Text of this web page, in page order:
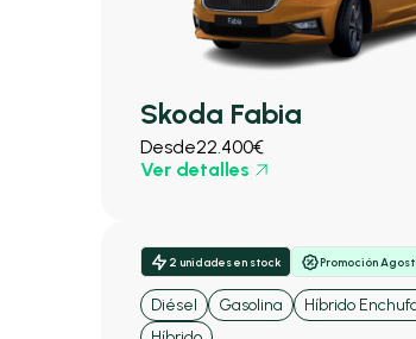
Skoda Fabia
Desde22.400€
Ver detalles
2 unidades en stock Promoción
Diésel Gasolina
Híbrido